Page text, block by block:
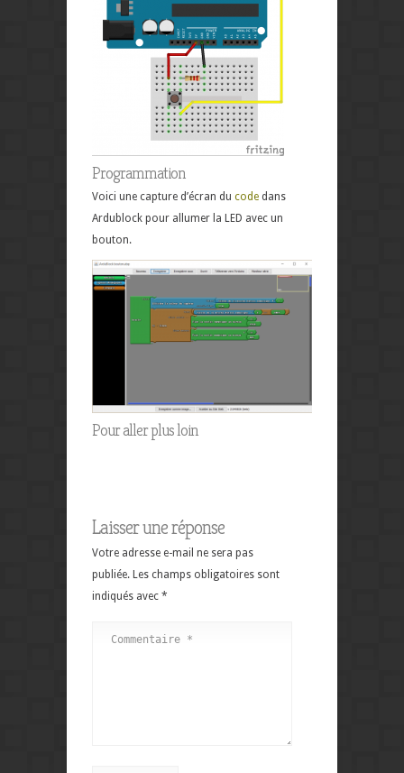
Programmation
Voici une capture d’écran du code dans
Ardublock pour allumer la LED avec un
bouton.
Pour aller plus loin
Laisser une réponse
Votre adresse e-mail ne sera pas
publiée. Les champs obligatoires sont
indiqués avec *